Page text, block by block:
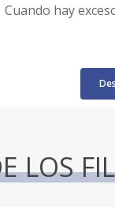
Cuando hay
LOS